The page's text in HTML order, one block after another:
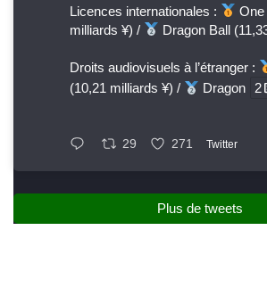
Licences internationales :
One
milliards ¥) /
Dragon Ball
Droits audiovisuels à l’étranger :
(10,21 milliards ¥) /
Dragon 2
29 271 Twitter
Plus de tweets